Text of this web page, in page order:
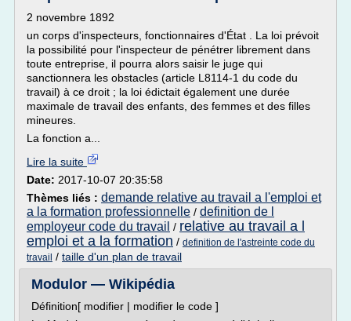
2 novembre 1892
un corps d'inspecteurs, fonctionnaires d'État . La loi prévoit
la possibilité pour l'inspecteur de pénétrer librement dans
toute entreprise, il pourra alors saisir le juge qui
sanctionnera les obstacles (article L8114-1 du code du
travail) à ce droit ; la loi édictait également une durée
maximale de travail des enfants, des femmes et des filles
mineures.
La fonction a...
Lire la suite
Date: 2017-10-07 20:35:58
Thèmes liés : demande relative au travail a l'emploi et
a la formation professionnelle / definition de l
employeur code du travail / relative au travail a l
emploi et a la formation / definition de l'astreinte code du
travail / taille d'un plan de travail
Modulor — Wikipédia
Définition[ modifier | modifier le code ]